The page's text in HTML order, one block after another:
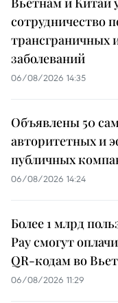
сотрудничество
заболеваний
06/08/2026 14:35
Объявлены 50
авторитетных и
публичных
06/08/2026 14:24
Более 1 млрд
Pay смогут
QR-кодам во
06/08/2026 11:29